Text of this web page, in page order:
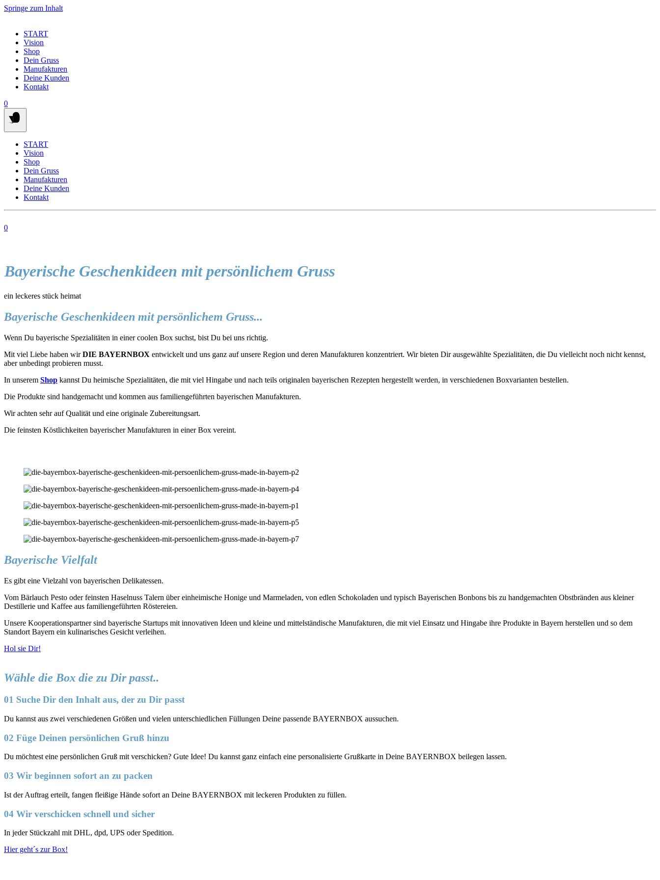
Springe zum Inhalt
START
Vision
Shop
Dein Gruss
Manufakturen
Deine Kunden
Kontakt
0
START
Vision
Shop
Dein Gruss
Manufakturen
Deine Kunden
Kontakt
0
Bayerische Geschenkideen mit persönlichem Gruss
ein leckeres stück heimat
Bayerische Geschenkideen mit persönlichem Gruss...
Wenn Du bayerische Spezialitäten in einer coolen Box suchst, bist Du bei uns richtig.
Mit viel Liebe haben wirDIE BAYERNBOX entwickelt und uns ganz auf unsere Region und deren Manufakturen konzentriert. Wir bieten Dir ausgewählte Spezialitäten, die Du vielleicht noch nicht kennst,
aber unbedingt probieren musst.
In unserem Shop kannst Du heimische Spezialitäten, die mit viel Hingabe und nach teils originalen bayerischen Rezepten hergestellt werden, in verschiedenen Boxvarianten bestellen.
Die Produkte sind handgemacht und kommen aus familiengeführten bayerischen Manufakturen.
Wir achten sehr auf Qualität und eine originale Zubereitungsart.
Die feinsten Köstlichkeiten bayerischer Manufakturen in einer Box vereint.
Bayerische Vielfalt
Es gibt eine Vielzahl von bayerischen Delikatessen.
Vom Bärlauch Pesto oder feinsten Haselnuss Talern über einheimische Honige und Marmeladen, von edlen Schokoladen und typisch Bayerischen Bonbons bis zu handgemachten Obstbränden aus kleiner
Destillerie und Kaffee aus familiengeführten Röstereien.
Unsere Kooperationspartner sind bayerische Startups mit innovativen Ideen und kleine und mittelständische Manufakturen, die mit viel Einsatz und Hingabe ihre Produkte in Bayern herstellen und so dem
Standort Bayern ein kulinarisches Gesicht verleihen.
Hol sie Dir!
Wähle die Box die zu Dir passt..
01 Suche Dir den Inhalt aus, der zu Dir passt
Du kannst aus zwei verschiedenen Größen und vielen unterschiedlichen Füllungen Deine passende BAYERNBOX aussuchen.
02 Füge Deinen persönlichen Gruß hinzu
Du möchtest eine persönlichen Gruß mit verschicken? Gute Idee! Du kannst ganz einfach eine personalisierte Grußkarte in Deine BAYERNBOX beilegen lassen.
03 Wir beginnen sofort an zu packen
Ist der Auftrag erteilt, fangen fleißige Hände sofort an Deine BAYERNBOX mit leckeren Produkten zu füllen.
04 Wir verschicken schnell und sicher
In jeder Stückzahl mit DHL, dpd, UPS oder Spedition.
Hier geht´s zur Box!